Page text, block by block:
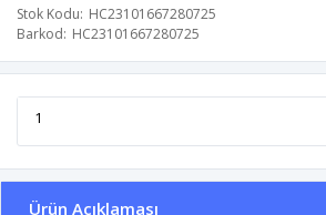
Stok Kodu HC23101667280725
Barkod HC23101667280725
Ürün Açıklaması